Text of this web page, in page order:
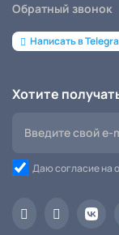
Обратный звонок
Написать в
Хотите
Даю согласие на